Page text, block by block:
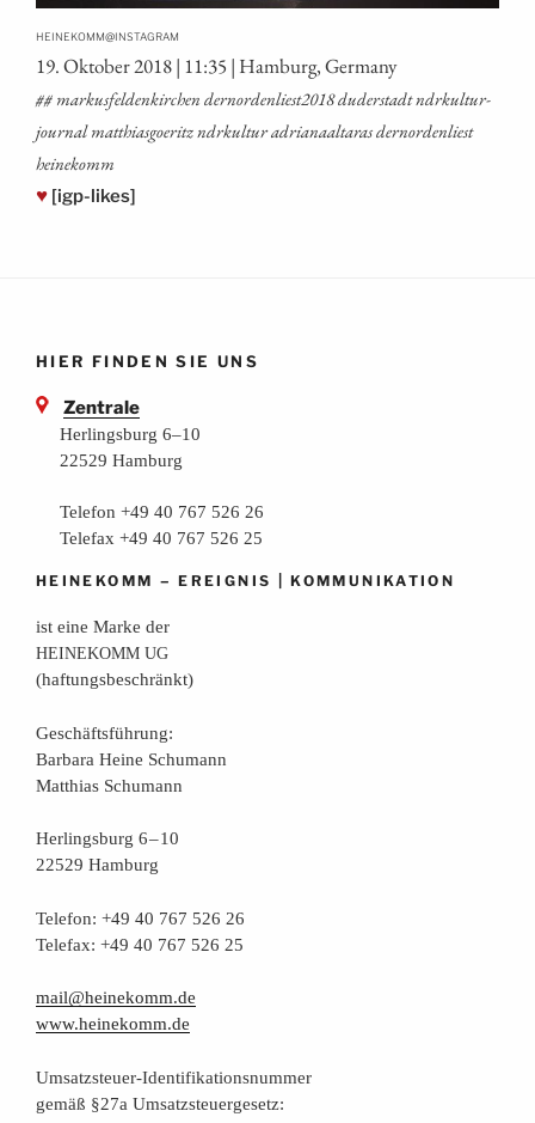
HEINEKOMM@INSTAGRAM
19. Okto­ber 2018 | 11:35 | Ham­burg, Germany
## mar­kus­fel­den­kir­chen dernordenliest2018 duder­stadt ndrkul­tur­
jour­nal mat­thi­as­goe­ritz ndrkul­tur adria­naal­ta­ras dern­or­den­liest
heinekomm
♥ [igp-likes]
HIER FINDEN SIE UNS
Zentrale
Herlingsburg 6–10
22529 Hamburg
Telefon +49 40 767 526 26
Telefax +49 40 767 526 25
HEINEKOMM –EREIGNIS |KOMMUNIKATION
ist eine Mar­ke der
HEINEKOMM UG
(haf­tungs­be­schränkt)
Geschäfts­füh­rung:
Bar­ba­ra Hei­ne Schumann
Mat­thi­as Schumann
Her­lings­burg 6 – 10
22529 Hamburg
Tele­fon: +49 40 767 526 26
Tele­fax: +49 40 767 526 25
mail@heinekomm.de
www.heinekomm.de
Umsatz­steu­er-Iden­ti­fi­ka­ti­ons­num­mer
gemäß §27a Umsatzsteuergesetz: